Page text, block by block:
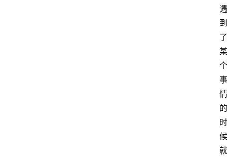
遇
到
了
某
个
事
情
的
时
候
就